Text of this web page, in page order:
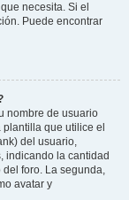
necesita. Si el
Puede encontrar
nombre de usuario
que utilice el
del usuario,
indicando la cantidad
foro. La segunda,
avatar y